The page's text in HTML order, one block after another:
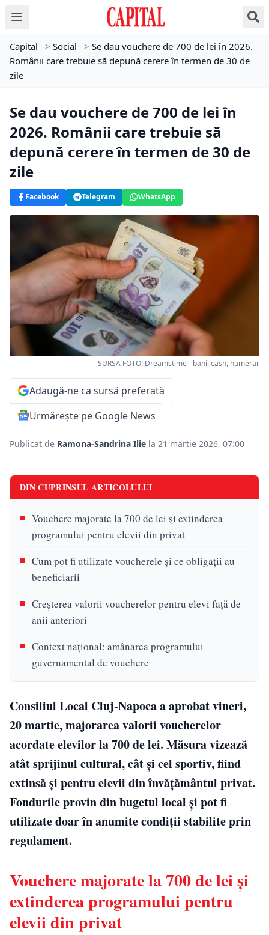
Capital > Social > Se dau vouchere de 700 de lei în 2026.
Românii care trebuie să depună cerere în termen de 30 de
zile
Se dau vouchere de 700 de lei în
2026. Românii care trebuie să
depună cerere în termen de 30 de
zile
Facebook Telegram WhatsApp
SURSA FOTO: Dreamstime - bani, cash, numerar
Adaugă-ne ca sursă preferată
Urmărește pe Google News
Publicat de Ramona-Sandrina Ilie la 21 martie 2026, 07:00
DIN CUPRINSUL ARTICOLULUI
Vouchere majorate la 700 de lei și extinderea
programului pentru elevii din privat
Cum pot fi utilizate voucherele și ce obligații au
beneficiarii
Creșterea valorii voucherelor pentru elevi față de
anii anteriori
Context național: amânarea programului
guvernamental de vouchere
Consiliul Local Cluj-Napoca a aprobat vineri,
20 martie, majorarea valorii voucherelor
acordate elevilor la 700 de lei. Măsura vizează
atât sprijinul cultural, cât și cel sportiv, fiind
extinsă și pentru elevii din învățământul privat.
Fondurile provin din bugetul local și pot fi
utilizate doar în anumite condiții stabilite prin
regulament.
Vouchere majorate la 700 de lei și
extinderea programului pentru
elevii din privat